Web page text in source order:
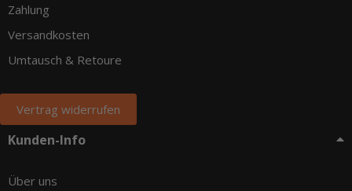
Zahlung
Versandkosten
Umtausch & Retoure
Vertrag widerrufen
Kunden-Info
Über uns